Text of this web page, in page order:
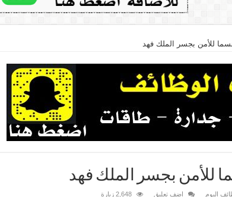
للأمن بجسر الملك فهد
للأمن بجسر الملك فهد
اليوم اضف تعليق 2,648 زيارة